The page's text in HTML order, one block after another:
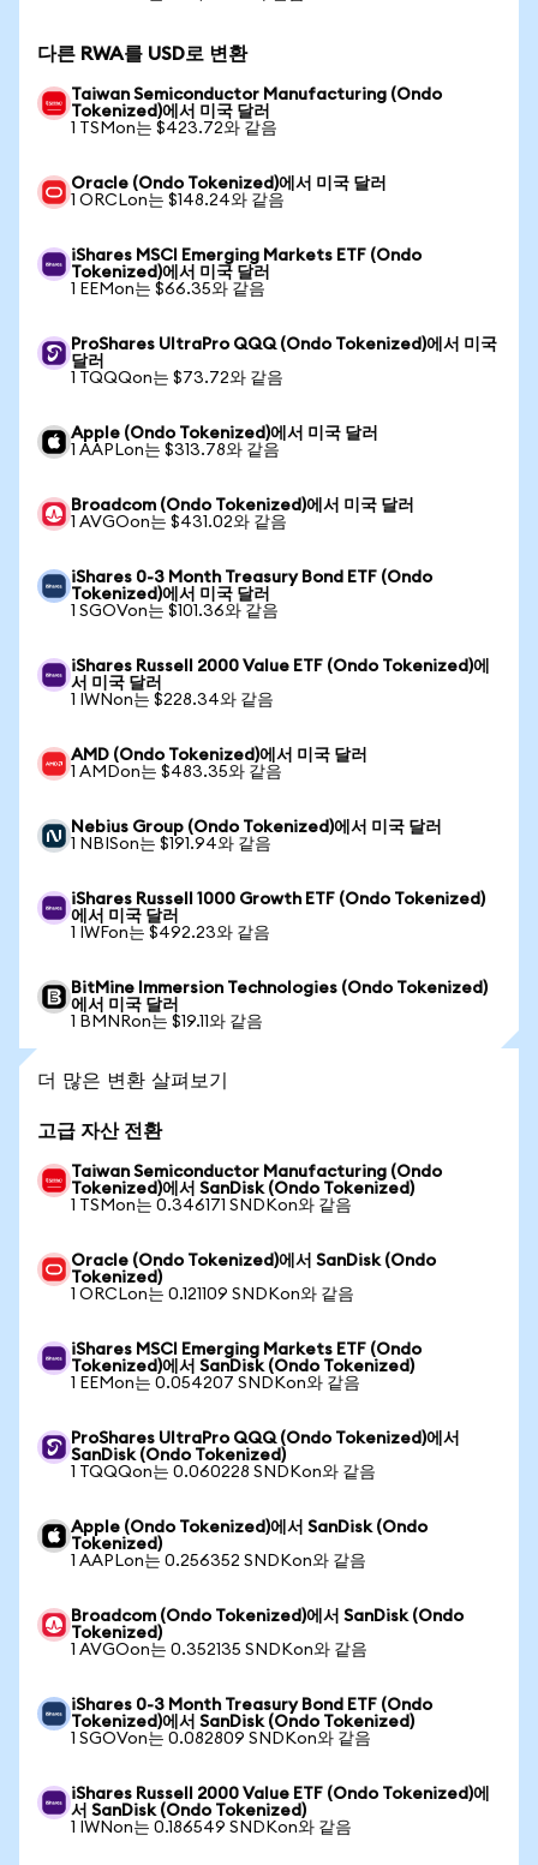
다른 RWA를 USD로 변환
Taiwan Semiconductor Manufacturing (Ondo
Tokenized)에서 미국 달러
1 TSMon는 $423.72와 같음
Oracle (Ondo Tokenized)에서 미국 달러
1 ORCLon는 $148.24와 같음
iShares MSCI Emerging Markets ETF (Ondo
Tokenized)에서 미국 달러
1 EEMon는 $66.35와 같음
ProShares UltraPro QQQ (Ondo Tokenized)에서 미국
달러
1 TQQQon는 $73.72와 같음
Apple (Ondo Tokenized)에서 미국 달러
1 AAPLon는 $313.78와 같음
Broadcom (Ondo Tokenized)에서 미국 달러
1 AVGOon는 $431.02와 같음
iShares 0-3 Month Treasury Bond ETF (Ondo
Tokenized)에서 미국 달러
1 SGOVon는 $101.36와 같음
iShares Russell 2000 Value ETF (Ondo Tokenized)에
서 미국 달러
1 IWNon는 $228.34와 같음
AMD (Ondo Tokenized)에서 미국 달러
1 AMDon는 $483.35와 같음
Nebius Group (Ondo Tokenized)에서 미국 달러
1 NBISon는 $191.94와 같음
iShares Russell 1000 Growth ETF (Ondo Tokenized)
에서 미국 달러
1 IWFon는 $492.23와 같음
BitMine Immersion Technologies (Ondo Tokenized)
에서 미국 달러
1 BMNRon는 $19.11와 같음
더 많은 변환 살펴보기
고급 자산 전환
Taiwan Semiconductor Manufacturing (Ondo
Tokenized)에서 SanDisk (Ondo Tokenized)
1 TSMon는 0.346171 SNDKon와 같음
Oracle (Ondo Tokenized)에서 SanDisk (Ondo
Tokenized)
1 ORCLon는 0.121109 SNDKon와 같음
iShares MSCI Emerging Markets ETF (Ondo
Tokenized)에서 SanDisk (Ondo Tokenized)
1 EEMon는 0.054207 SNDKon와 같음
ProShares UltraPro QQQ (Ondo Tokenized)에서
SanDisk (Ondo Tokenized)
1 TQQQon는 0.060228 SNDKon와 같음
Apple (Ondo Tokenized)에서 SanDisk (Ondo
Tokenized)
1 AAPLon는 0.256352 SNDKon와 같음
Broadcom (Ondo Tokenized)에서 SanDisk (Ondo
Tokenized)
1 AVGOon는 0.352135 SNDKon와 같음
iShares 0-3 Month Treasury Bond ETF (Ondo
Tokenized)에서 SanDisk (Ondo Tokenized)
1 SGOVon는 0.082809 SNDKon와 같음
iShares Russell 2000 Value ETF (Ondo Tokenized)에
서 SanDisk (Ondo Tokenized)
1 IWNon는 0.186549 SNDKon와 같음